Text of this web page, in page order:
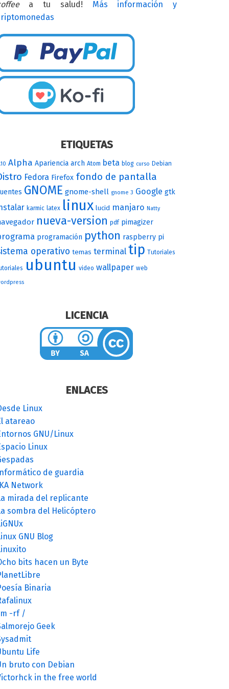
a tu salud! Más información y
ETIQUETAS
Alpha Apariencia arch Atom beta blog curso Debian
Fedora Firefox fondo de pantalla
GNOME gnome-shell gnome 3 Google gtk
karmic latex linux lucid manjaro Natty
nueva-version pdf pimagizer
programación python raspberry pi
operativo temas terminal tip Tutoriales
ubuntu video wallpaper web
LICENCIA
ENLACES
Linux
atareao
GNU/Linux
Linux
Informático de guardia
Network
mirada del replicante
sombra del Helicóptero
GNU Blog
bits hacen un Byte
Binaria
-rf /
Geek
Life
bruto con Debian
in the free world